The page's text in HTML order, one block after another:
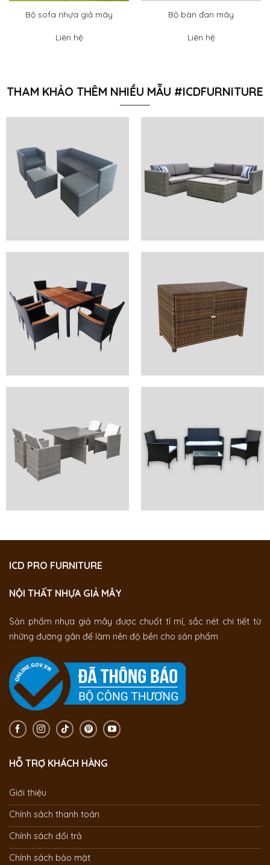
Bộ sofa nhựa giả mây
Liên hệ
Bộ bàn đan mây
Liên hệ
THAM KHẢO THÊM NHIỀU MẪU #ICDFURNITURE
ICD PRO FURNITURE
NỘI THẤT NHỰA GIẢ MÂY
Sản phẩm nhựa giả mây được chuốt tỉ mỉ, sắc nét chi tiết từ
những đường gân để làm nên độ bền cho sản phẩm
HỖ TRỢ KHÁCH HÀNG
Giới thiệu
Chính sách thanh toán
Chính sách đổi trả
Chính sách bảo mật